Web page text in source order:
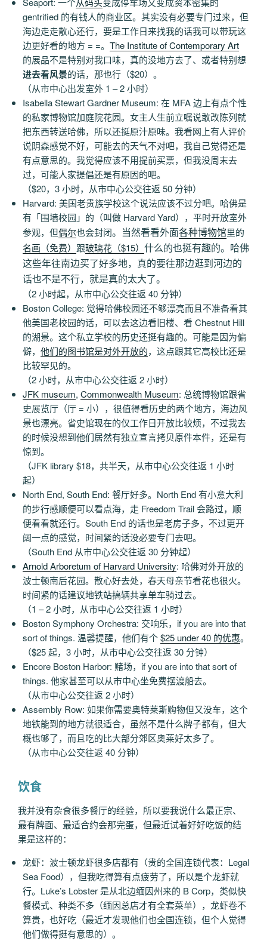
gentrified 的有钱人的商业区。其实没有必要专门过来，但
海边走走散心还行，要是工作日来找我的话我可以带玩这
边更好看的地方 = =。 The Institute of Contemporary Art
的展品不是特别对我口味，真的没地方去了、或者特别想
进去看风景的话，那也行（$20）。
（从市中心出发室外 1 – 2 小时）
Isabella Stewart Gardner Museum: 在 MFA 边上有点个性
的私家博物馆加庭院花园。女主人生前立嘱说敢改陈列就
把东西转送哈佛，所以还挺原汁原味。我看网上有人评价
说阴森感觉不好，可能去的天气不对吧，我自己觉得还是
有点意思的。我觉得应该不用提前买票，但我没周末去
过，可能人家提倡还是有原因的吧。
（$20，3 小时，从市中心公交往返 50 分钟）
Harvard: 美国老贵族学校这个说法应该不过分吧。哈佛是
有「围墙校园」的（叫做 Harvard Yard），平时开放室外
参观，但偶尔也会封闭。当然看看外面各种博物馆里的
名画（免费） 跟玻璃花（$15） 什么的也挺有趣的。哈佛
这些年往南边买了好多地，真的要往那边逛到河边的
话也不是不行，就是真的太大了。
（2 小时起，从市中心公交往返 40 分钟）
Boston College: 觉得哈佛校园还不够漂亮而且不准备看其
他美国老校园的话，可以去这边看旧楼、看 Chestnut Hill
的湖景。这个私立学校的历史还挺有趣的。可能是因为偏
僻， 他们的图书馆是对外开放的，这点跟其它高校比还是
比较罕见的。
（2 小时，从市中心公交往返 2 小时）
JFK museum, Commonwealth Museum: 总统博物馆跟省
史展览厅（厅 = 小），很值得看历史的两个地方，海边风
景也漂亮。省史馆现在的仅工作日开放比较烦，不过我去
的时候没想到他们居然有独立宣言拷贝原件本件，还是有
惊到。
（JFK library $18，共半天，从市中心公交往返 1 小时
起）
North End, South End: 餐厅好多。North End 有小意大利
的步行感顺便可以看点海，走 Freedom Trail 会路过，顺
便看看就还行。South End 的话也是老房子多，不过更开
阔一点的感觉，时间紧的话没必要专门去吧。
（South End 从市中心公交往返 30 分钟起）
Arnold Arboretum of Harvard University: 哈佛对外开放的
波士顿南后花园。散心好去处，春天母亲节看花也很火。
时间紧的话建议地铁站搞辆共享单车骑过去。
（1 – 2 小时，从市中心公交往返 1 小时）
Boston Symphony Orchestra: 交响乐，if you are into that
sort of things. 温馨提醒，他们有个$25 under 40 的优惠。
（$25 起，3 小时，从市中心公交往返 30 分钟）
Encore Boston Harbor: 赌场，if you are into that sort of
things. 他家甚至可以从市中心坐免费摆渡船去。
（从市中心公交往返 2 小时）
Assembly Row: 如果你需要奥特莱斯购物但又没车，这个
地铁能到的地方就很适合，虽然不是什么牌子都有，但大
概也够了，而且吃的比大部分郊区奥莱好太多了。
（从市中心公交往返 40 分钟）
饮食
我并没有杂食很多餐厅的经验，所以要我说什么最正宗、
最有牌面、最适合约会那完蛋，但最近试着好好吃饭的结
果是这样的：
龙虾：波士顿龙虾很多店都有（贵的全国连锁代表：Legal
Sea Food），但我吃得算有点疲劳了，所以是个龙虾就
行。Luke’s Lobster 是从北边缅因州来的 B Corp，类似快
餐模式、种类不多（缅因总店才有全套菜单），龙虾卷不
算贵，也好吃（最近才发现他们也全国连锁，但个人觉得
他们做得挺有意思的）。